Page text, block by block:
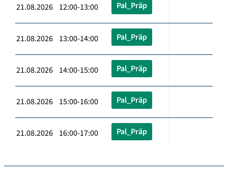
21.08.2026 12:00-13:00 Pal_Präp
21.08.2026 13:00-14:00 Pal_Präp
21.08.2026 14:00-15:00 Pal_Präp
21.08.2026 15:00-16:00 Pal_Präp
21.08.2026 16:00-17:00 Pal_Präp